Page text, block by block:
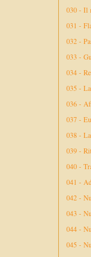
030 - Il
031 -
032 -
033 -
034 -
035 -
036 -
037 -
038 -
039 -
040 -
041 -
042 -
043 -
044 -
045 -